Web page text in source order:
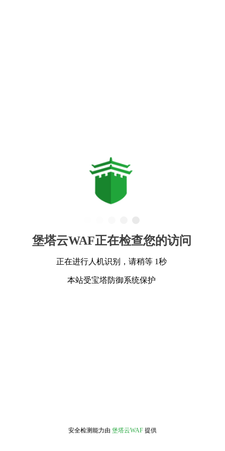
堡塔云WAF正在检查您的访问
正在进行人机识别，请稍等 1秒
本站受宝塔防御系统保护
安全检测能力由 堡塔云WAF 提供